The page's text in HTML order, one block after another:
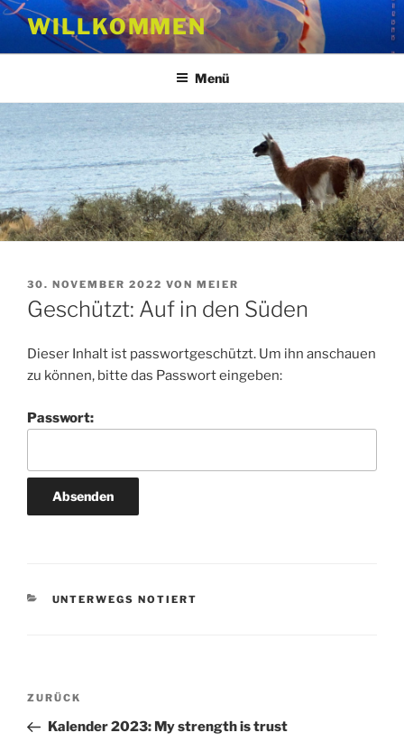
Zum
Inhalt
springen
WILLKOMMEN
Menü
VERÖFFENTLICHT
AM
30. NOVEMBER 2022 VON MEIER
Geschützt: Auf in den Süden
Dieser Inhalt ist passwortgeschützt. Um ihn anschauen
zu können, bitte das Passwort eingeben:
Passwort:
KATEGORIEN
UNTERWEGS NOTIERT
Beitragsnavigation
Vorheriger
Beitrag
ZURÜCK
Kalender 2023: My strength is trust